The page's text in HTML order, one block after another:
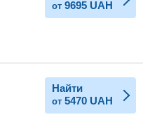
от 9695 UAH
Найти
от 5470 UAH